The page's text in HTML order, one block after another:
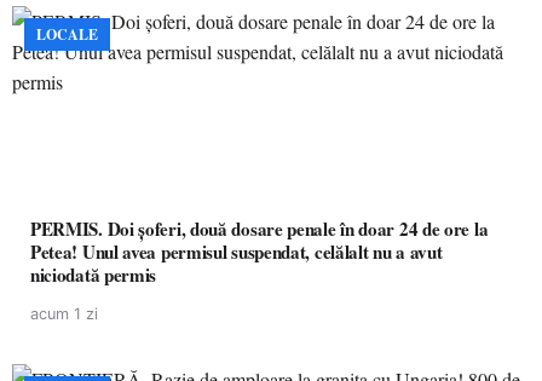
LOCALE
PERMIS. Doi șoferi, două dosare penale în doar 24 de ore la
Petea! Unul avea permisul suspendat, celălalt nu a avut
niciodată permis
acum 1 zi